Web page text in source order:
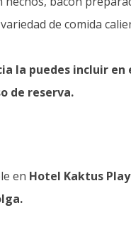
de comida
la puedes incluir en
de reserva.
en Hotel Kaktus